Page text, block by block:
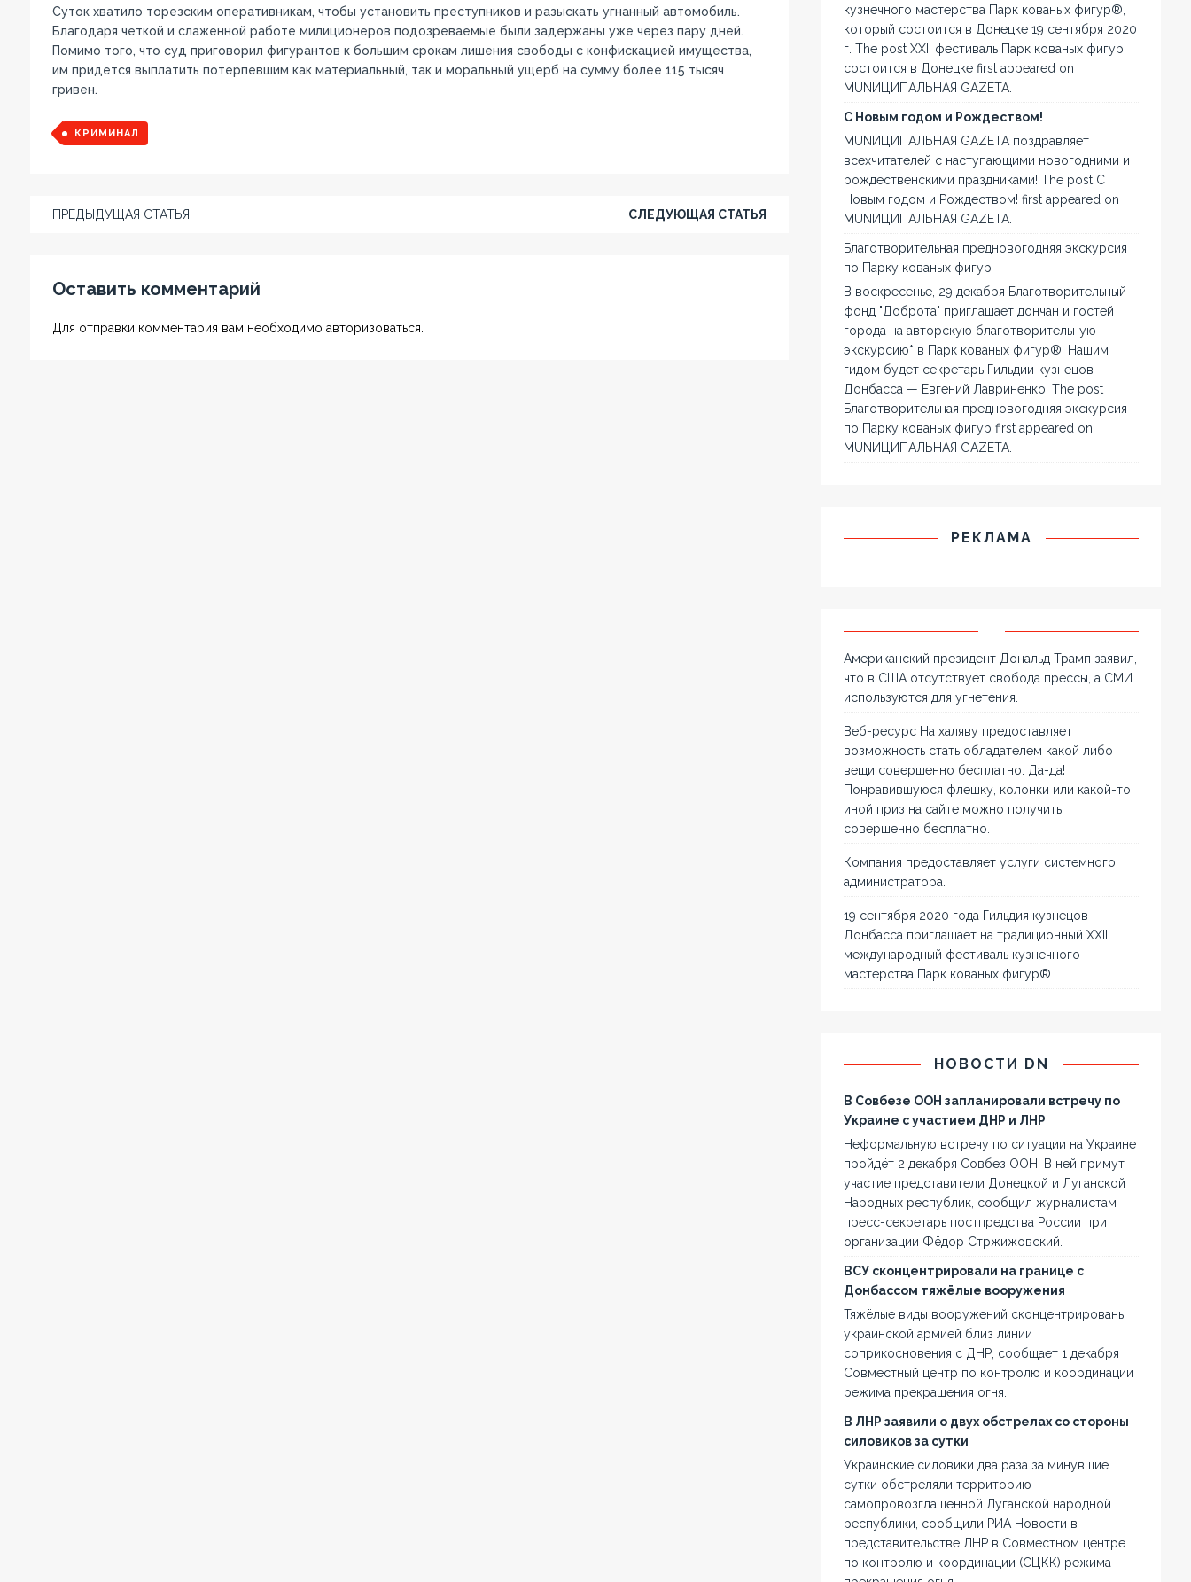
Суток хватило торезским оперативникам, чтобы установить преступников и разыскать угнанный автомобиль.
Благодаря четкой и слаженной работе милиционеров подозреваемые были задержаны уже через пару дней.
Помимо того, что суд приговорил фигурантов к большим срокам лишения свободы с конфискацией имущества,
им придется выплатить потерпевшим как материальный, так и моральный ущерб на сумму более 115 тысяч
гривен.
КРИМИНАЛ
ПРЕДЫДУЩАЯ СТАТЬЯ СЛЕДУЮЩАЯ СТАТЬЯ
Оставить комментарий
Для отправки комментария вам необходимо авторизоваться.
кузнечного мастерства Парк кованых фигур®,
который состоится в Донецке 19 сентября 2020
г. The post XXII фестиваль Парк кованых фигур
состоится в Донецке first appeared on
MUNИЦИПАЛЬНАЯ GAZЕТА.
С Новым годом и Рождеством!
MUNИЦИПАЛЬНАЯ GAZЕТА поздравляет
всехчитателей с наступающими новогодними и
рождественскими праздниками! The post С
Новым годом и Рождеством! first appeared on
MUNИЦИПАЛЬНАЯ GAZЕТА.
Благотворительная предновогодняя экскурсия
по Парку кованых фигур
В воскресенье, 29 декабря Благотворительный
фонд "Доброта" приглашает дончан и гостей
города на авторскую благотворительную
экскурсию* в Парк кованых фигур®. Нашим
гидом будет секретарь Гильдии кузнецов
Донбасса — Евгений Лавриненко. The post
Благотворительная предновогодняя экскурсия
по Парку кованых фигур first appeared on
MUNИЦИПАЛЬНАЯ GAZЕТА.
РЕКЛАМА
Американский президент Дональд Трамп заявил,
что в США отсутствует свобода прессы, а СМИ
используются для угнетения.
Веб-ресурс На халяву предоставляет
возможность стать обладателем какой либо
вещи совершенно бесплатно. Да-да!
Понравившуюся флешку, колонки или какой-то
иной приз на сайте можно получить
совершенно бесплатно.
Компания предоставляет услуги системного
администратора.
19 сентября 2020 года Гильдия кузнецов
Донбасса приглашает на традиционный XXII
международный фестиваль кузнечного
мастерства Парк кованых фигур®.
НОВОСТИ DN
В Совбезе ООН запланировали встречу по
Украине с участием ДНР и ЛНР
Неформальную встречу по ситуации на Украине
пройдёт 2 декабря Совбез ООН. В ней примут
участие представители Донецкой и Луганской
Народных республик, сообщил журналистам
пресс-секретарь постпредства России при
организации Фёдор Стржижовский.
ВСУ сконцентрировали на границе с
Донбассом тяжёлые вооружения
Тяжёлые виды вооружений сконцентрированы
украинской армией близ линии
соприкосновения с ДНР, сообщает 1 декабря
Совместный центр по контролю и координации
режима прекращения огня.
В ЛНР заявили о двух обстрелах со стороны
силовиков за сутки
Украинские силовики два раза за минувшие
сутки обстреляли территорию
самопровозглашенной Луганской народной
республики, сообщили РИА Новости в
представительстве ЛНР в Совместном центре
по контролю и координации (СЦКК) режима